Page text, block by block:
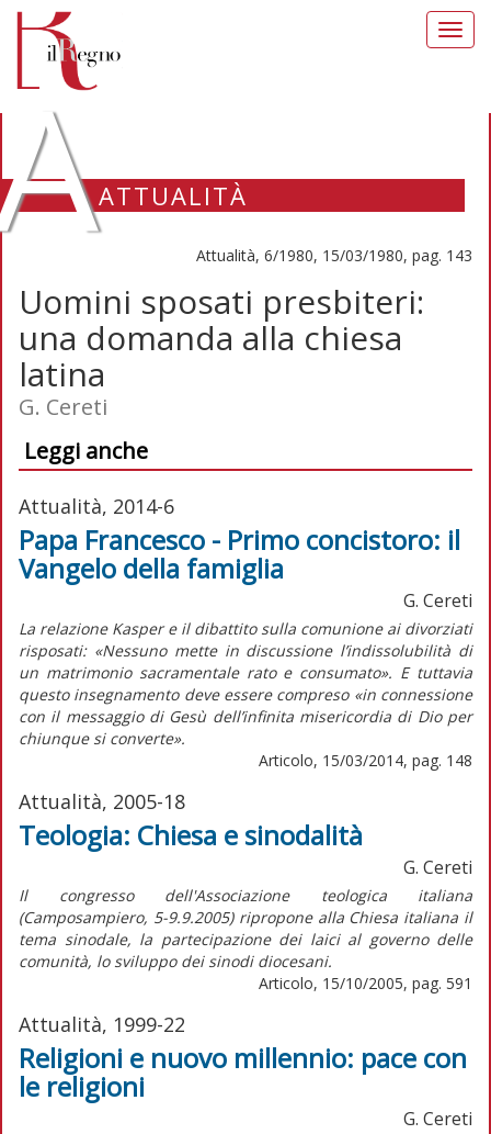
ATTUALITÀ
Attualità, 6/1980, 15/03/1980, pag. 143
Uomini sposati presbiteri:
una domanda alla chiesa
latina
G. Cereti
Leggi anche
Attualità, 2014-6
Papa Francesco - Primo concistoro: il
Vangelo della famiglia
G. Cereti
La relazione Kasper e il dibattito sulla comunione ai divorziati
risposati: «Nessuno mette in discussione l’indissolubilità di
un matrimonio sacramentale rato e consumato». E tuttavia
questo insegnamento deve essere compreso «in connessione
con il messaggio di Gesù dell’infinita misericordia di Dio per
chiunque si converte».
Articolo, 15/03/2014, pag. 148
Attualità, 2005-18
Teologia: Chiesa e sinodalità
G. Cereti
Il congresso dell'Associazione teologica italiana
(Camposampiero, 5-9.9.2005) ripropone alla Chiesa italiana il
tema sinodale, la partecipazione dei laici al governo delle
comunità, lo sviluppo dei sinodi diocesani.
Articolo, 15/10/2005, pag. 591
Attualità, 1999-22
Religioni e nuovo millennio: pace con
le religioni
G. Cereti